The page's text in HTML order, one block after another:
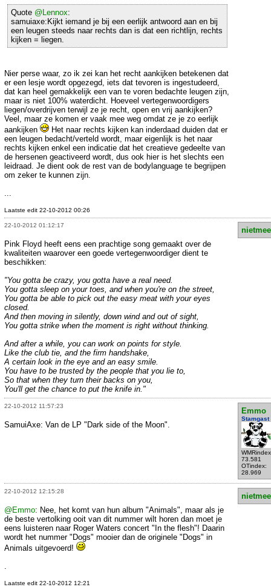
Quote @Lennox:
samuiaxe:Kijkt iemand je bij een eerlijk antwoord aan en bij
een leugen steeds naar rechts dan is dat een richtlijn, rechts
kijken = liegen.
Nier perse waar, zo ik zei kan het recht aankijken betekenen dat
er een lesje wordt opgezegd, iets dat tevoren is ingestudeerd,
dat kan heel gemakkelijk een van te voren bedachte leugen zijn,
maar is niet 100% waterdicht. Hoeveel vertegenwoordigers
liegen/overdrijven terwijl ze je recht, open en vrij aankijken?
Veel, maar ze komen er vaak mee weg omdat ze je zo eerlijk
aankijken
Het naar rechts kijken kan inderdaad duiden dat er
een leugen bedacht/verteld wordt, maar eigenlijk is het naar
rechts kijken enkel een indicatie dat het creatieve gedeelte van
de hersenen geactiveerd wordt, dus ook hier is het slechts een
leidraad. Je dient ook de rest van de bodylanguage te begrijpen
om zeker te kunnen zijn.
...
Laatste edit 22-10-2012 00:26
22-10-2012 01:12:17
Pink Floyd heeft eens een prachtige song gemaakt over de
kwaliteiten waarover een goede vertegenwoordiger dient te
beschikken:
"You gotta be crazy, you gotta have a real need.
You gotta sleep on your toes, and when you're on the street,
You gotta be able to pick out the easy meat with your eyes
closed.
And then moving in silently, down wind and out of sight,
You gotta strike when the moment is right without thinking.
And after a while, you can work on points for style.
Like the club tie, and the firm handshake,
A certain look in the eye and an easy smile.
You have to be trusted by the people that you lie to,
So that when they turn their backs on you,
You'll get the chance to put the knife in."
22-10-2012 11:57:23
Emmo
Stamgast
73.581
OTindex:
28.969
SamuiAxe: Van de LP "Dark side of the Moon".
22-10-2012 12:15:28
@Emmo: Nee, het komt van hun album "Animals", maar als je
de beste vertolking ooit van dit nummer wilt horen dan moet je
eens luisteren naar Roger Waters concert "In the flesh"! Daarin
wordt het nummer "Dogs" mooier dan de originele "Dogs" in
Animals uitgevoerd!
.
Laatste edit 22-10-2012 12:21